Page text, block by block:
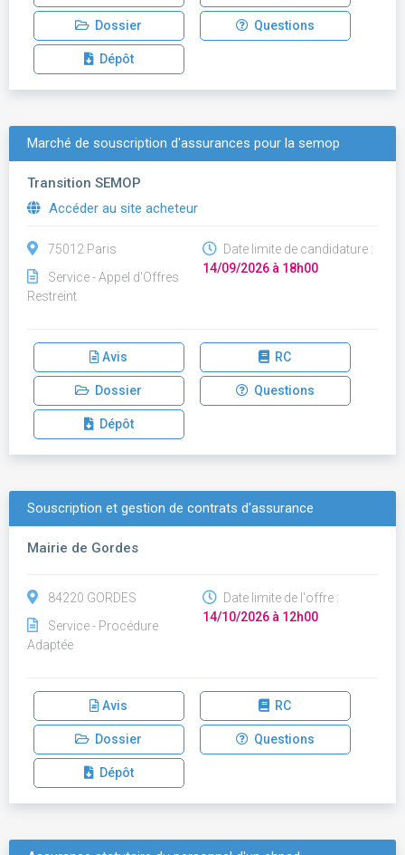
Dossier Questions
Dépôt
Marché de souscription d'assurances pour la semop
Transition SEMOP
Accéder au site acheteur
75012 Paris
Service - Appel d'Offres
Restreint
Date limite de candidature :
14/09/2026 à 18h00
Avis RC
Dossier Questions
Dépôt
Souscription et gestion de contrats d'assurance
Mairie de Gordes
84220 GORDES
Service - Procédure
Adaptée
Date limite de l'offre :
14/10/2026 à 12h00
Avis RC
Dossier Questions
Dépôt